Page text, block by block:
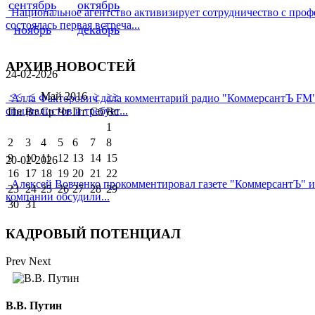
Национальное агентство активизирует сотрудничество с
состоялась первая встреча...
24-02-2026
Алла Факторович дала комментарий радио "КоммерсантЪ
специалистов и требует...
20-02-2026
Алексей Вовченко прокомментировал газете
компании обсудили...
сентябрь
октябрь
ноябрь
декабрь
АРХИВ НОВОСТЕЙ
<< < Май 2016 > >>
Пн Вт Ср Чт Пт Сб Вс
1
2
3 4 5 6 7
8
9
10 11 12 13 14 15
16 17 18 19 20 21
22
23 24 25 26 27 28 29
30 31
КАДРОВЫЙ ПОТЕНЦИАЛ
Prev Next
В.В. Путин